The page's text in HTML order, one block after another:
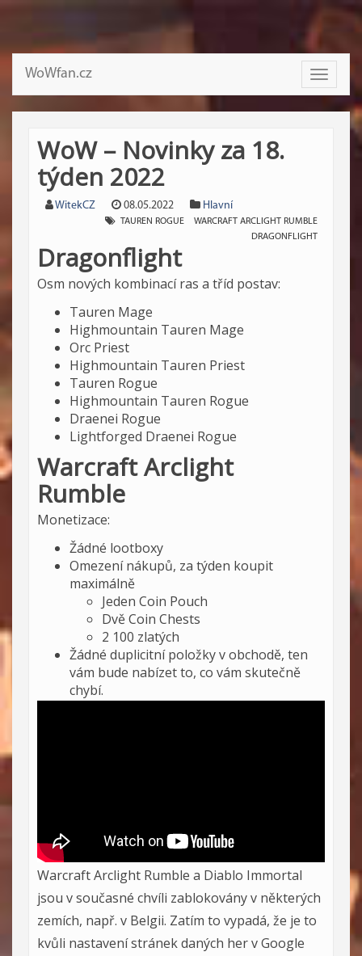
Toggle
WoWfan.cz
WoW – Novinky za 18.
týden 2022
WitekCZ 08.05.2022 Hlavní
TAUREN ROGUE
WARCRAFT ARCLIGHT RUMBLE
DRAGONFLIGHT
Dragonflight
Osm nových kombinací ras a tříd postav:
Tauren Mage
Highmountain Tauren Mage
Orc Priest
Highmountain Tauren Priest
Tauren Rogue
Highmountain Tauren Rogue
Draenei Rogue
Lightforged Draenei Rogue
Warcraft Arclight
Rumble
Monetizace:
Žádné lootboxy
Omezení nákupů, za týden koupit
maximálně
Jeden Coin Pouch
Dvě Coin Chests
2 100 zlatých
Žádné duplicitní položky v obchodě, ten
vám bude nabízet to, co vám skutečně
chybí.
Warcraft Arclight Rumble a Diablo Immortal
jsou v současné chvíli zablokovány v některých
zemích, např. v Belgii. Zatím to vypadá, že je to
kvůli nastavení stránek daných her v Google